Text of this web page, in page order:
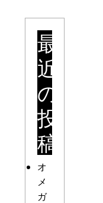
最
近
の
投
稿
オ
メ
ガ